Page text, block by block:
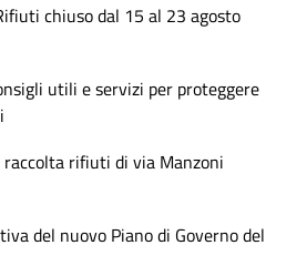
chiuso dal 15 al 23 agosto
utili e servizi per proteggere
raccolta rifiuti di via Manzoni
del nuovo Piano di Governo del